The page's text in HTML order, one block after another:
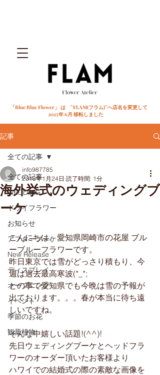
「Blue Blue Flower」 は ”FLAM(フラム)”へ店名を変更して
2025年 6月 移転しました
記事
全ての記事
WEDDING
ドライフラワー
お知らせ
アフターブーケ
New Release
ディスプレイ
オープニング
イベント
季節のお花
観葉植物
全ての記事
海外挙式のウェディングブ
ーケ
info987785
2018年1月24日 読了時間: 1分
こんにちは。愛知県岡崎市の花屋 ブル
ーブルーフラワーです。
昨日東京では雪がどっさり積もり、今
週は過去最高寒波(*_*;
との事で愛知県でも今晩は雪の予報が
出ております。。。春が本当に待ち遠
しいですね。
そんな中嬉しい話題!(^^)!
先日ウェディングブーケとヘッドフラ
ワーのオーダー頂いたお客様より
ハワイでの結婚式の際の素敵な画像を